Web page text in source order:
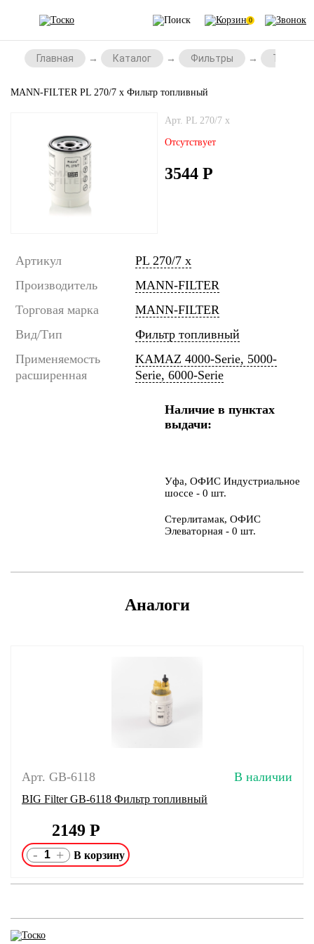
0
Главная Каталог Фильтры
MANN-FILTER PL 270/7 x Фильтр топливный
Арт. PL 270/7 x
Отсутствует
3544 Р
Артикул
PL 270/7 x
Производитель
MANN-FILTER
Торговая марка
MANN-FILTER
Вид/Тип
Фильтр топливный
Применяемость
расширенная
KAMAZ 4000-Serie, 5000-
Serie, 6000-Serie
Наличие в пунктах
выдачи:
Уфа, ОФИС Индустриальное
шоссе - 0 шт.
Стерлитамак, ОФИС
Элеваторная - 0 шт.
Аналоги
Арт. GB-6118 В наличии
BIG Filter GB-6118 Фильтр топливный
2149 Р
- +